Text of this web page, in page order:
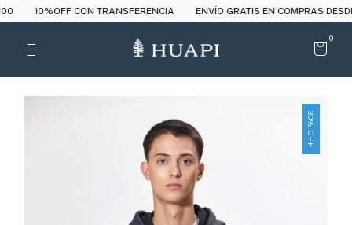
10%OFF CON TRANSFERENCIA ENVÍO GRATIS EN COMPRAS DESDE
0
30
%
OFF